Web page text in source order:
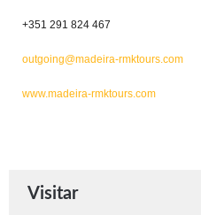
+351 291 824 467
outgoing@madeira-rmktours.com
www.madeira-rmktours.com
Visitar